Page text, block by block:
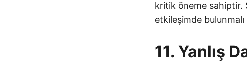
kritik öneme sahiptir.
etkileşimde
11. Yanlış